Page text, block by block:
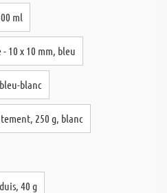
ml
10 x 10 mm, bleu
blanc
250 g, blanc
40 g